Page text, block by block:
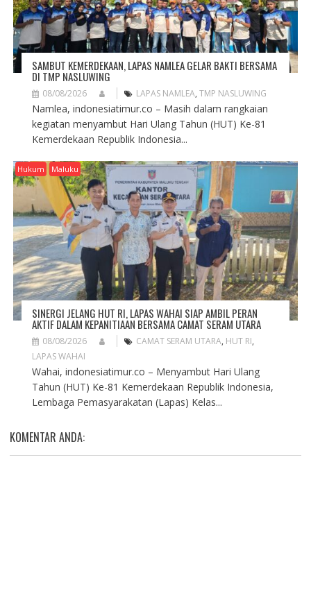
SAMBUT KEMERDEKAAN, LAPAS NAMLEA GELAR BAKTI BERSAMA
DI TMP NASLUWING
08/08/2026 LAPAS NAMLEA, TMP NASLUWING
Namlea, indonesiatimur.co – Masih dalam rangkaian
kegiatan menyambut Hari Ulang Tahun (HUT) Ke-81
Kemerdekaan Republik Indonesia...
Hukum Maluku
SINERGI JELANG HUT RI, LAPAS WAHAI SIAP AMBIL PERAN
AKTIF DALAM KEPANITIAAN BERSAMA CAMAT SERAM UTARA
08/08/2026 CAMAT SERAM UTARA, HUT RI,
LAPAS WAHAI
Wahai, indonesiatimur.co – Menyambut Hari Ulang
Tahun (HUT) Ke-81 Kemerdekaan Republik Indonesia,
Lembaga Pemasyarakatan (Lapas) Kelas...
KOMENTAR ANDA: